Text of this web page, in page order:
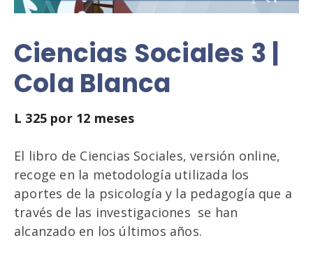
Ciencias Sociales 3 |
Cola Blanca
L 325 por 12 meses
El libro de Ciencias Sociales, versión online,
recoge en la metodología utilizada los
aportes de la psicología y la pedagogía que a
través de las investigaciones se han
alcanzado en los últimos años.